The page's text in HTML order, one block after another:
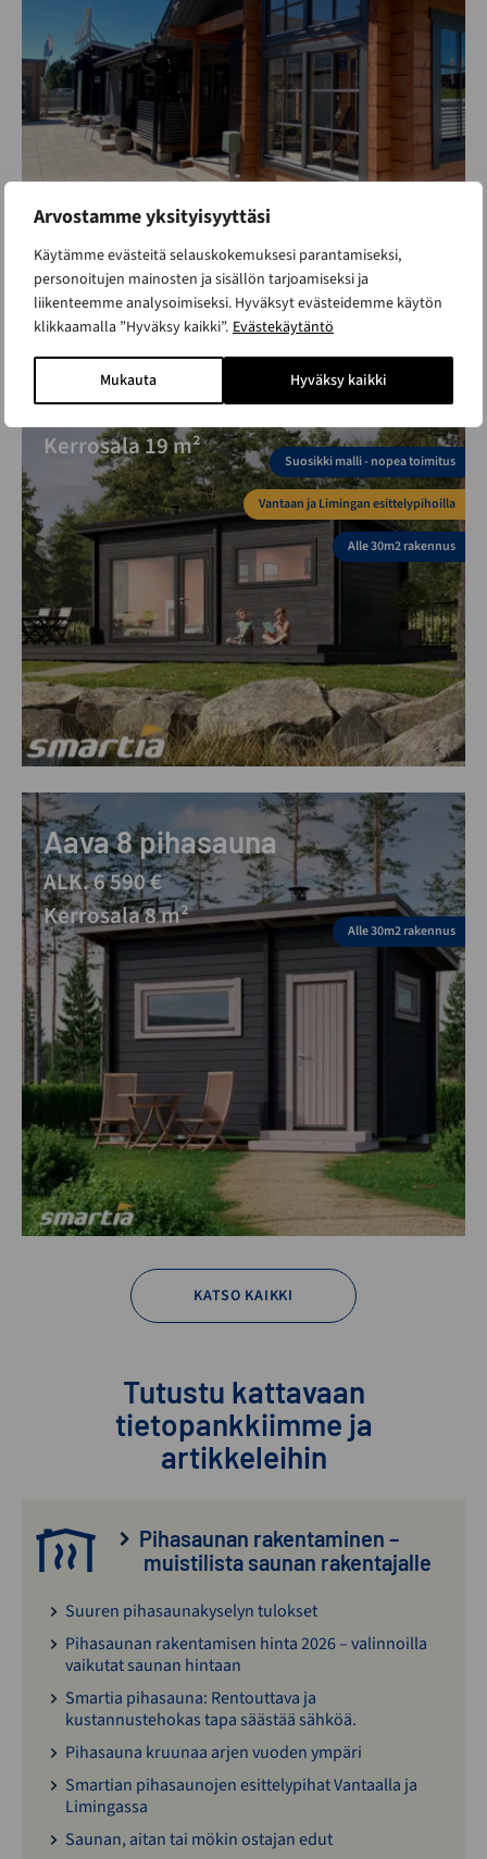
Arvostamme yksityisyyttäsi
Käytämme evästeitä selauskokemuksesi parantamiseksi,
personoitujen mainosten ja sisällön tarjoamiseksi ja
liikenteemme analysoimiseksi. Hyväksyt evästeidemme käytön
klikkaamalla ”Hyväksy kaikki”. Evästekäytäntö
Mukauta Hyväksy kaikki
Aava 19 aitta
ALK. 14 350 €
Kerrosala 19 m²
Suosikki malli - nopea toimitus
Vantaan ja Limingan esittelypihoilla
Alle 30m2 rakennus
Aava 8 pihasauna
ALK. 6 590 €
Kerrosala 8 m²
Alle 30m2 rakennus
KATSO KAIKKI
Tutustu kattavaan
tietopankkiimme ja
artikkeleihin
Pihasaunan rakentaminen –
muistilista saunan rakentajalle
Suuren pihasaunakyselyn tulokset
Pihasaunan rakentamisen hinta 2026 – valinnoilla
vaikutat saunan hintaan
Smartia pihasauna: Rentouttava ja
kustannustehokas tapa säästää sähköä.
Pihasauna kruunaa arjen vuoden ympäri
Smartian pihasaunojen esittelypihat Vantaalla ja
Limingassa
Saunan, aitan tai mökin ostajan edut